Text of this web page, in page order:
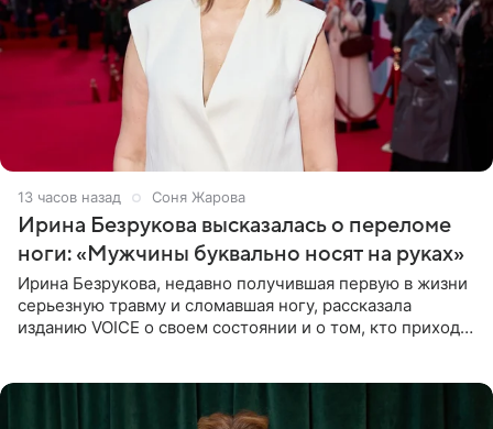
13 часов назад Соня Жарова
Ирина Безрукова высказалась о переломе
ноги: «Мужчины буквально носят на руках»
Ирина Безрукова, недавно получившая первую в жизни
серьезную травму и сломавшая ногу, рассказала
изданию VOICE о своем состоянии и о том, кто приходит